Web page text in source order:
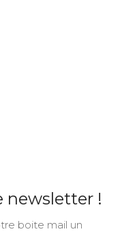
newsletter !
boite mail un